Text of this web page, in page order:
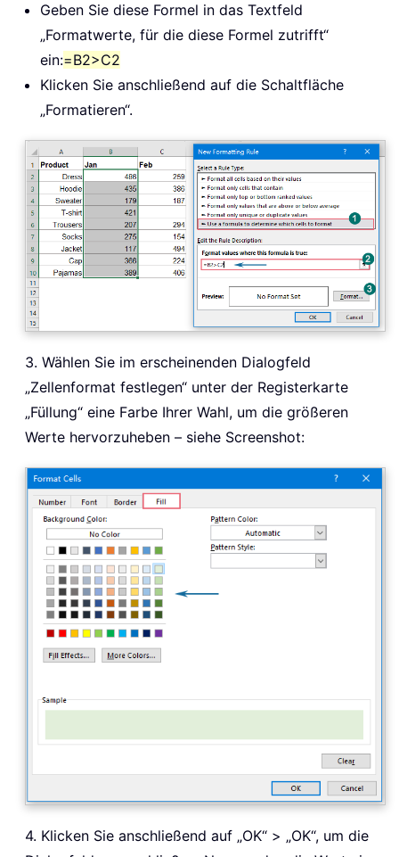
Geben Sie diese Formel in das Textfeld
„Formatwerte, für die diese Formel zutrifft“
ein:=B2>C2
Klicken Sie anschließend auf die Schaltfläche
„Formatieren“.
3. Wählen Sie im erscheinenden Dialogfeld
„Zellenformat festlegen“ unter der Registerkarte
„Füllung“ eine Farbe Ihrer Wahl, um die größeren
Werte hervorzuheben – siehe Screenshot:
4. Klicken Sie anschließend auf „OK“ > „OK“, um die